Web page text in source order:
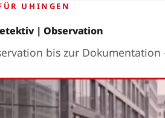
UHINGEN
| Observation
bis zur